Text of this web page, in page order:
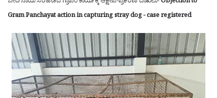
Gram Panchayat action in capturing stray dog ​​- case registered